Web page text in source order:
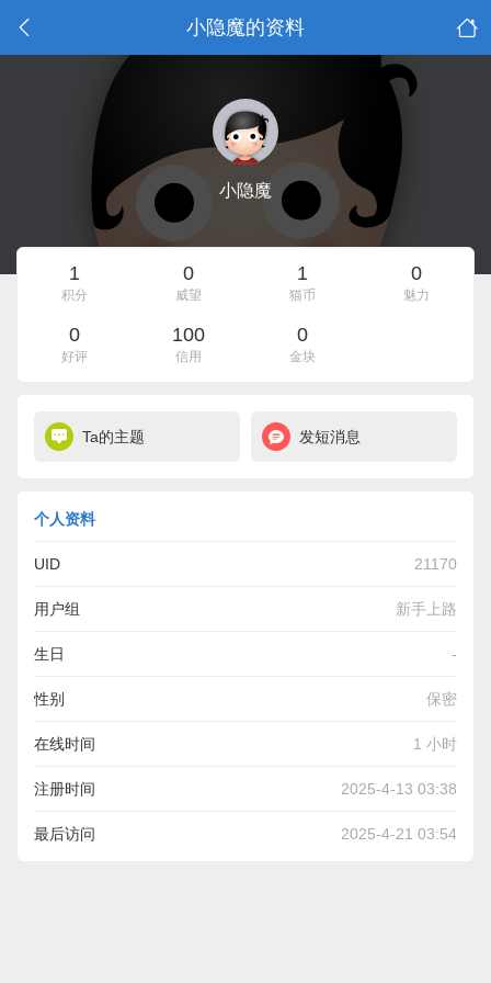
小隐魔的资料
小隐魔
1
积分
0
威望
1
猫币
0
魅力
0
好评
100
信用
0
金块
Ta的主题 发短消息
个人资料
UID 21170
用户组 新手上路
生日 -
性别 保密
在线时间 1 小时
注册时间 2025-4-13 03:38
最后访问 2025-4-21 03:54